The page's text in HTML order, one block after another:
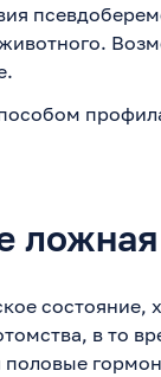
в то
половые